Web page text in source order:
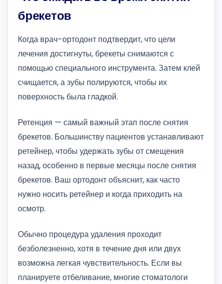
брекетов
Когда врач-ортодонт подтвердит, что цели
лечения достигнуты, брекеты снимаются с
помощью специального инструмента. Затем клей
счищается, а зубы полируются, чтобы их
поверхность была гладкой.
Ретенция — самый важный этап после снятия
брекетов. Большинству пациентов устанавливают
ретейнер, чтобы удержать зубы от смещения
назад, особенно в первые месяцы после снятия
брекетов. Ваш ортодонт объяснит, как часто
нужно носить ретейнер и когда приходить на
осмотр.
Обычно процедура удаления проходит
безболезненно, хотя в течение дня или двух
возможна легкая чувствительность. Если вы
планируете отбеливание, многие стоматологи